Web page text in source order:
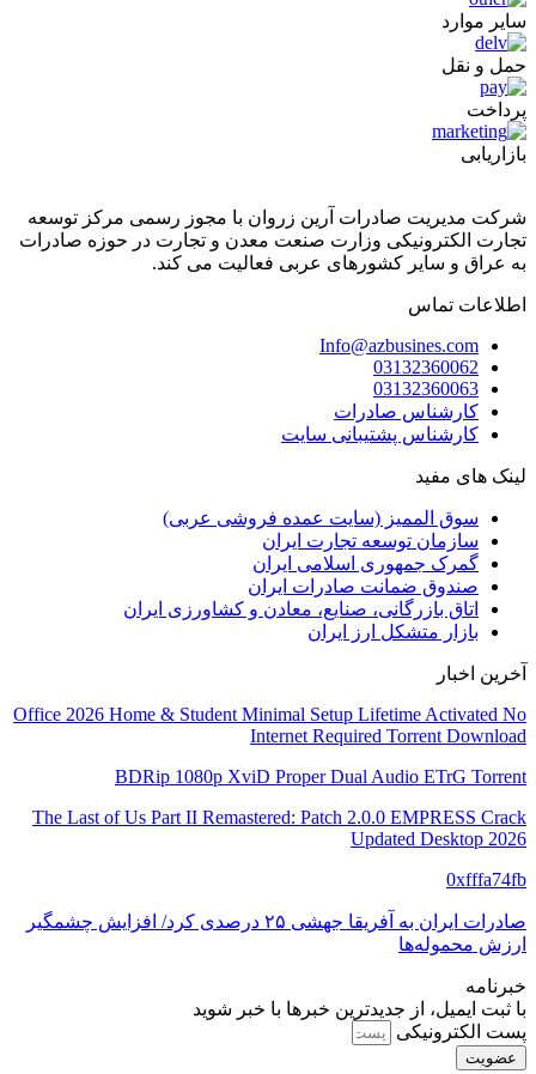
سایر موارد
حمل و نقل
پرداخت
بازاریابی
شرکت مدیریت صادرات آرین زروان با مجوز رسمی مرکز توسعه
تجارت الکترونیکی وزارت صنعت معدن و تجارت در حوزه صادرات
به عراق و سایر کشورهای عربی فعالیت می کند.
اطلاعات تماس
Info@azbusines.com
03132360062
03132360063
کارشناس صادرات
کارشناس پشتیبانی سایت
لینک های مفید
سوق الممیز (سایت عمده فروشی عربی)
سازمان توسعه تجارت ایران
گمرک جمهوری اسلامی ایران
صندوق ضمانت صادرات ایران
اتاق بازرگانی، صنایع، معادن و کشاورزی ایران
بازار متشکل ارز ایران
آخرین اخبار
Office 2026 Home & Student Minimal Setup Lifetime Activated No
Internet Required Torrent Downloаd
BDRip 1080p XviD Proper Dual Audio ETrG Torrent
The Last of Us Part II Remastered: Patch 2.0.0 EMPRESS Crack
Updated Desktop 2026
0xfffa74fb
صادرات ایران به آفریقا جهشی ۲۵ درصدی کرد/ افزایش چشمگیر
ارزش محموله‌ها
خبرنامه
با ثبت ایمیل، از جدید‌ترین خبرها با‌ خبر شوید
پست الکترونیکی
عضویت